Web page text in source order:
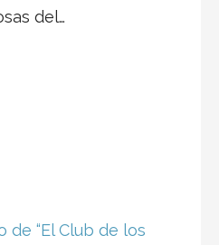
del…
de “El Club de los